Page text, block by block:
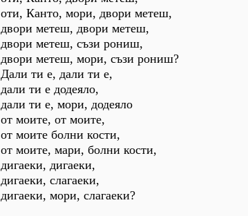
оти, Канто, мори, двори метеш,
двори метеш, двори метеш,
двори метеш, съзи рониш,
двори метеш, мори, съзи рониш?
Дали ти е, дали ти е,
дали ти е додеяло,
дали ти е, мори, додеяло
от моите, от моите,
от моите болни кости,
от моите, мари, болни кости,
дигаеки, дигаеки,
дигаеки, слагаеки,
дигаеки, мори, слагаеки?